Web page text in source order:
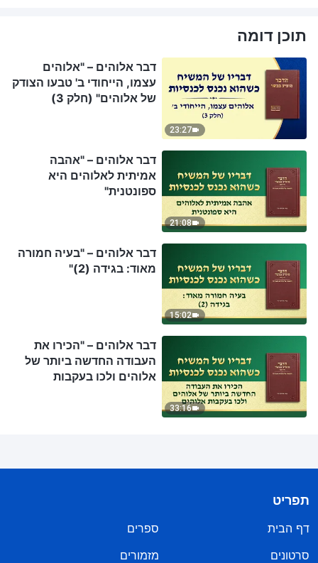
תוכן דומה
23:27
דבר אלוהים – "אלוהים
עצמו, הייחודי ב' טבעו הצודק
של אלוהים" (חלק 3)
21:08
דבר אלוהים – "אהבה
אמיתית לאלוהים היא
ספונטנית"
15:02
דבר אלוהים – "בעיה חמורה
מאוד: בגידה (2)"
33:16
דבר אלוהים – "הכירו את
העבודה החדשה ביותר של
אלוהים ולכו בעקבות
תפריט
דף הבית
ספרים
סרטונים
מזמורים